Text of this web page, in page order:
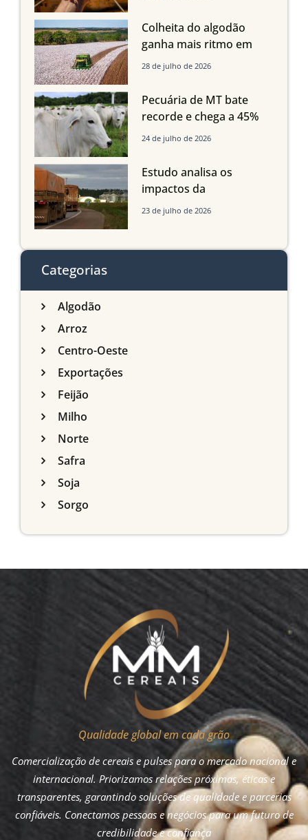
quedas em Tocantins,
Maranhão e Piauí
Colheita do algodão
ganha mais ritmo em
Mato Grosso, Mato
Maranhão
28 de julho de 2026
Pecuária de MT bate
recorde e chega a 45%
dos bovinos abatidos
24 de julho de 2026
Estudo analisa os
impactos da
infraestrutura logística
do Sul
23 de julho de 2026
Categorias
Algodão
Arroz
Centro-Oeste
Exportações
Feijão
Milho
Norte
Safra
Soja
Sorgo
Qualidade global em cada grão
Comercialização de cereais e pulses para o mercado nacional e
internacional. Priorizamos relações próximas, éticas e
transparentes, garantindo soluções de qualidade e parcerias
confiáveis. Conectamos pessoas e negócios para um futuro de
credibilidade e confiança